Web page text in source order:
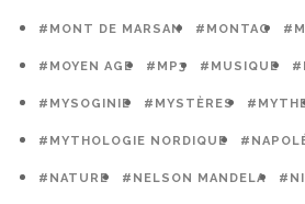
#MONT DE MARSAN #MONTAG
#MOYEN AGE #MP3 #MUSIQUE
#MYSOGINIE #MYSTÈRES
#MYTHOLOGIE NORDIQUE
#NATURE #NELSON MANDELA